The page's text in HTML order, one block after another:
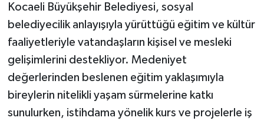
Kocaeli Büyükşehir Belediyesi, sosyal
belediyecilik anlayışıyla yürüttüğü eğitim ve kültür
faaliyetleriyle vatandaşların kişisel ve mesleki
gelişimlerini destekliyor. Medeniyet
değerlerinden beslenen eğitim yaklaşımıyla
bireylerin nitelikli yaşam sürmelerine katkı
sunulurken, istihdama yönelik kurs ve projelerle iş